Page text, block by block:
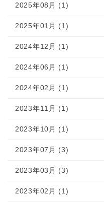
2025年08月 (1)
2025年01月 (1)
2024年12月 (1)
2024年06月 (1)
2024年02月 (1)
2023年11月 (1)
2023年10月 (1)
2023年07月 (3)
2023年03月 (3)
2023年02月 (1)